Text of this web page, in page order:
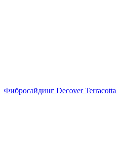
Фибросайдинг Decover Terracotta